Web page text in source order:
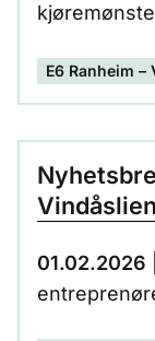
vil pågå
E6 Ranheim –
01.02.2026